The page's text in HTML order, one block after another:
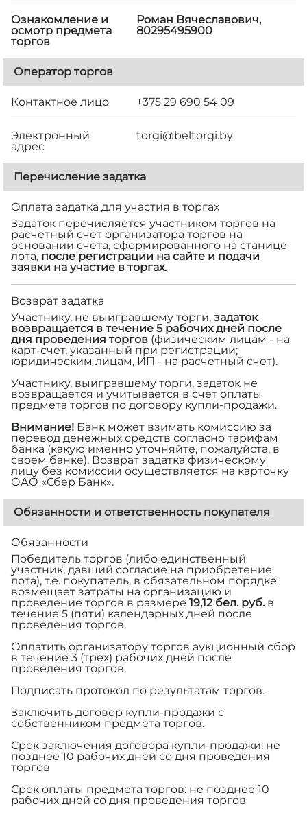
Ознакомление и
осмотр предмета
торгов
Роман Вячеславович,
80295495900
Оператор торгов
Контактное лицо +375 29 690 54 09
Электронный
адрес
torgi@beltorgi.by
Перечисление задатка
Оплата задатка для участия в торгах
Задаток перечисляется участником торгов на
расчетный счет организатора торгов на
основании счета, сформированного на станице
лота, после регистрации на сайте и подачи
заявки на участие в торгах.
Возврат задатка
Участнику, не выигравшему торги, задаток
возвращается в течение 5 рабочих дней после
дня проведения торгов (физическим лицам - на
карт-счет, указанный при регистрации;
юридическим лицам, ИП - на расчетный счет).
Участнику, выигравшему торги, задаток не
возвращается и учитывается в счет оплаты
предмета торгов по договору купли-продажи.
Внимание! Банк может взимать комиссию за
перевод денежных средств согласно тарифам
банка (какую именно уточняйте, пожалуйста, в
своем банке). Возврат задатка физическому
лицу без комиссии осуществляется на карточку
ОАО «Сбер Банк».
Обязанности и ответственность покупателя
Обязанности
Победитель торгов (либо единственный
участник, давший согласие на приобретение
лота), т.е. покупатель, в обязательном порядке
возмещает затраты на организацию и
проведение торгов в размере 19,12 бел. руб.в
течение 5 (пяти) календарных дней после
проведения торгов.
Оплатить организатору торгов аукционный сбор
в течение 3 (трех) рабочих дней после
проведения торгов.
Подписать протокол по результатам торгов.
Заключить договор купли-продажи с
собственником предмета торгов.
Срок заключения договора купли-продажи: не
позднее 10 рабочих дней со дня проведения
торгов
Срок оплаты предмета торгов: не позднее 10
рабочих дней со дня проведения торгов